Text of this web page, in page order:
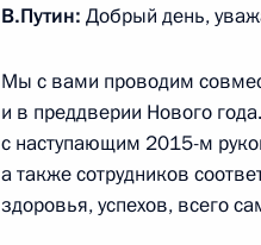
24 апреля 2017 года, 15:45
Анна Кузнецова
Валентиной Матвиенко
24 января 2017 года, 17:00
В.Путин: Добрый день,
Мы с вами проводим
и в преддверии Нового
с наступающим 2015-м
а также сотрудников
здоровья, успехов, всего